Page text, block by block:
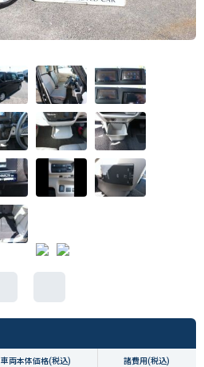
車両本体価格(税込) 諸費用(税込)